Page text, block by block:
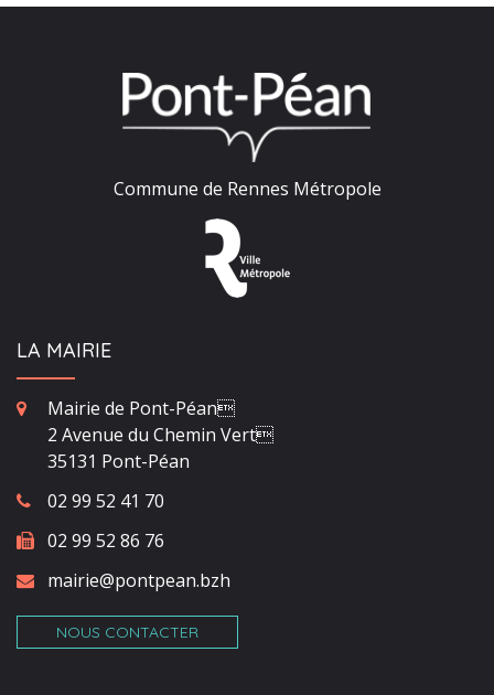
Commune de Rennes Métropole
LA MAIRIE
Mairie de Pont-Péan
2 Avenue du Chemin Vert
35131 Pont-Péan
02 99 52 41 70
02 99 52 86 76
mairie@pontpean.bzh
NOUS CONTACTER